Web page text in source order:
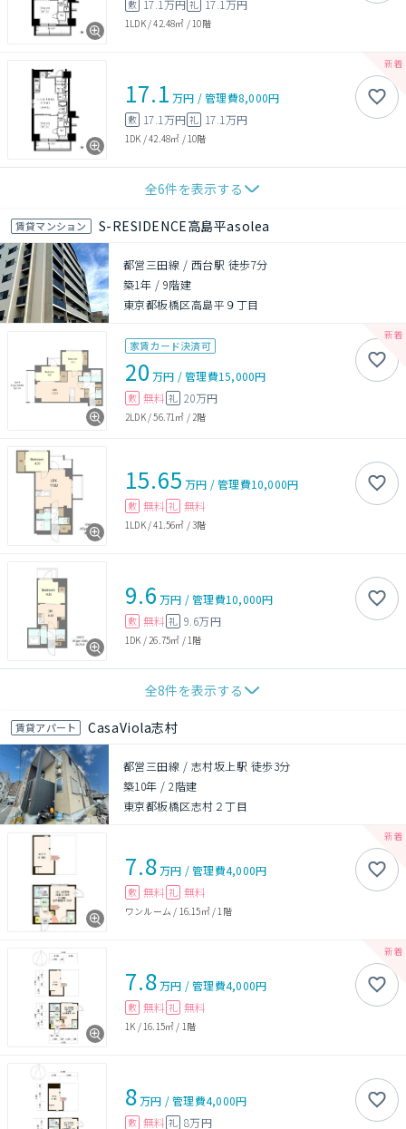
敷 17.1万円 礼 17.1万円
1LDK/42.48㎡ / 10階
17.1 万円 /管理費8,000円
敷 17.1万円 礼 17.1万円
1DK /42.48㎡ / 10階
全6件を表示する
賃貸マンション S-RESIDENCE高島平asolea
都営三田線 / 西台駅 徒歩7分
築1年 / 9階建
東京都板橋区高島平９丁目
家賃カード決済可
20 万円 /管理費15,000円
敷 無料 礼 20万円
2LDK/56.71㎡ /2階
15.65 万円 /管理費10,000円
敷 無料 礼 無料
1LDK/41.56㎡ /3階
9.6 万円 /管理費10,000円
敷 無料 礼 9.6万円
1DK / 26.75㎡ / 1階
全8件を表示する
賃貸アパート CasaViola志村
都営三田線 / 志村坂上駅 徒歩3分
築10年 /2階建
東京都板橋区志村２丁目
7.8万円 /管理費4,000円
敷 無料 礼 無料
ワンルーム / 16.15㎡/ 1階
7.8万円 /管理費4,000円
敷 無料 礼 無料
1K / 16.15㎡ / 1階
8万円 /管理費4,000円
敷 無料 礼 8万円